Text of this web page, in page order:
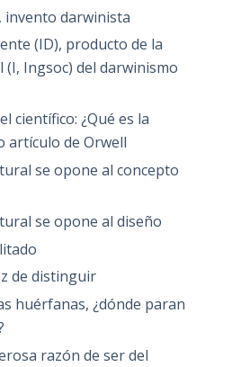
invento darwinista
(ID), producto de la
(I, Ingsoc) del darwinismo
científico: ¿Qué es la
artículo de Orwell
se opone al concepto
se opone al diseño
de distinguir
huérfanas, ¿dónde paran
razón de ser del